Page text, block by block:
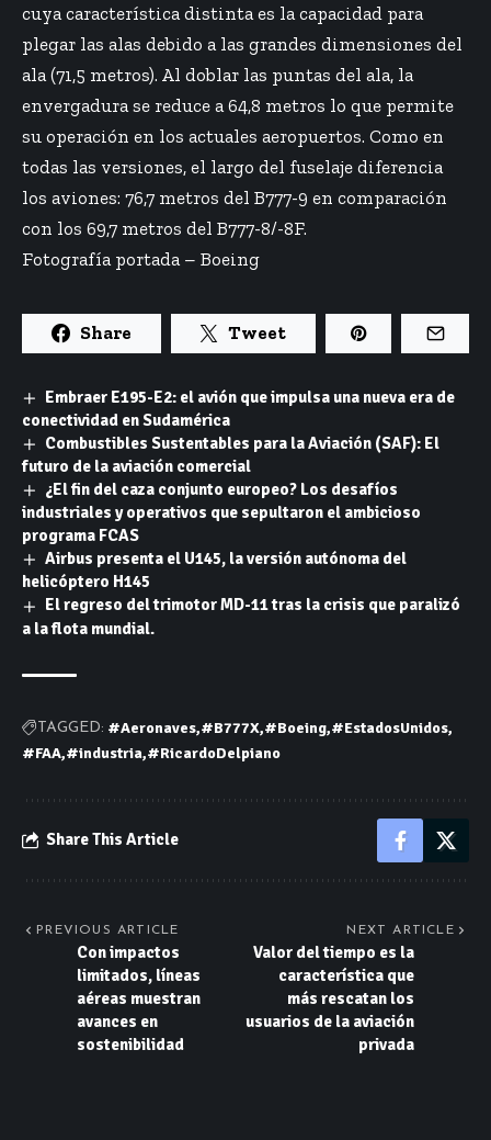
cuya característica distinta es la capacidad para
plegar las alas debido a las grandes dimensiones del
ala (71,5 metros). Al doblar las puntas del ala, la
envergadura se reduce a 64,8 metros lo que permite
su operación en los actuales aeropuertos. Como en
todas las versiones, el largo del fuselaje diferencia
los aviones: 76,7 metros del B777-9 en comparación
con los 69,7 metros del B777-8/-8F.
Fotografía portada – Boeing
Share Tweet
Embraer E195-E2: el avión que impulsa una nueva era de
conectividad en Sudamérica
Combustibles Sustentables para la Aviación (SAF): El
futuro de la aviación comercial
¿El fin del caza conjunto europeo? Los desafíos
industriales y operativos que sepultaron el ambicioso
programa FCAS
Airbus presenta el U145, la versión autónoma del
helicóptero H145
El regreso del trimotor MD-11 tras la crisis que paralizó
a la flota mundial.
TAGGED: #Aeronaves #B777X #Boeing #EstadosUnidos
#FAA #industria #RicardoDelpiano
Share This Article
PREVIOUS ARTICLE
Con impactos
limitados, líneas
aéreas muestran
avances en
sostenibilidad
NEXT ARTICLE
Valor del tiempo es la
característica que
más rescatan los
usuarios de la aviación
privada